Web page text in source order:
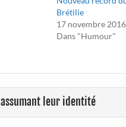
Brétilie
17 novembre 2016
Dans "Humour"
leur identité